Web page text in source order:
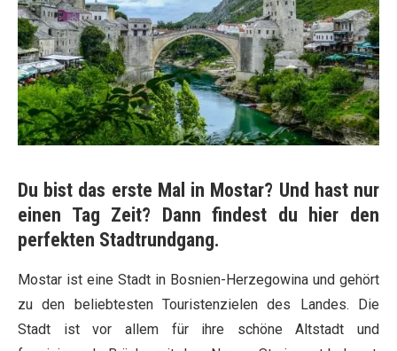
Du bist das erste Mal in Mostar? Und hast nur
einen Tag Zeit? Dann findest du hier den
perfekten Stadtrundgang.
Mostar ist eine Stadt in Bosnien-Herzegowina und gehört
zu den beliebtesten Touristenzielen des Landes. Die
Stadt ist vor allem für ihre schöne Altstadt und